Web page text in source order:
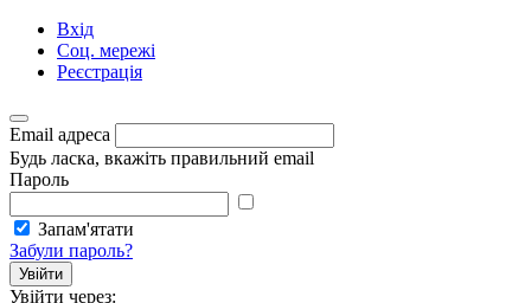
Вхід
Соц. мережі
Реєстрація
Email адреса
Будь ласка, вкажіть правильний email
Пароль
Запам'ятати
Забули пароль?
Увійти
Увійти через: